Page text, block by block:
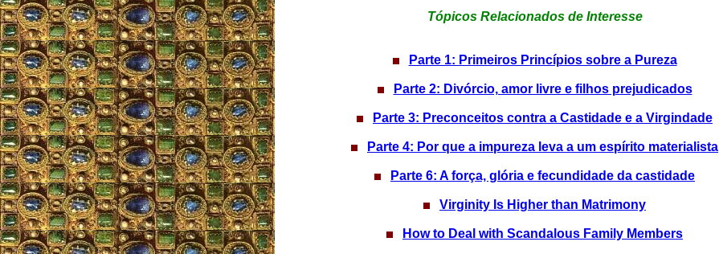
Tópicos Relacionados de Interesse
Parte 1: Primeiros Princípios sobre a Pureza
Parte 2: Divórcio, amor livre e filhos prejudicados
Parte 3: Preconceitos contra a Castidade e a Virgindade
Parte 4: Por que a impureza leva a um espírito materialista
Parte 6: A força, glória e fecundidade da castidade
Virginity Is Higher than Matrimony
How to Deal with Scandalous Family Members